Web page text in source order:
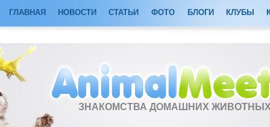
ГЛАВНАЯ НОВОСТИ СТАТЬИ ФОТО БЛОГИ КЛУБЫ
ЗНАКОМСТВА ДОМАШНИХ